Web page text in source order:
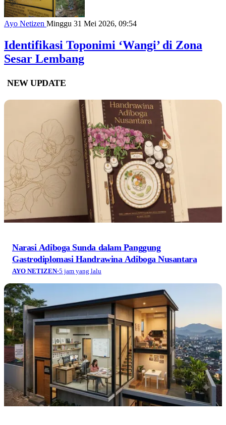
Ayo Netizen Minggu 31 Mei 2026, 09:54
Identifikasi Toponimi ‘Wangi’ di Zona
Sesar Lembang
NEW UPDATE
Narasi Adiboga Sunda dalam Panggung
Gastrodiplomasi Handrawina Adiboga Nusantara
AYO NETIZEN·5 jam yang lalu